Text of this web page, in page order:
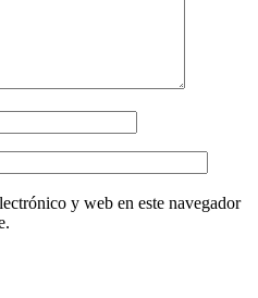
y web en este navegador